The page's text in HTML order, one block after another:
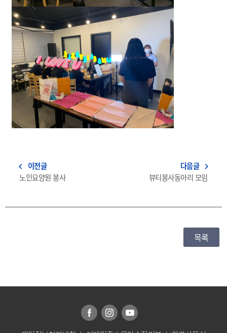
navigate_before 이전글
노인요양원 봉사
다음글 navigate_next
뷰티봉사동아리 모임
목록